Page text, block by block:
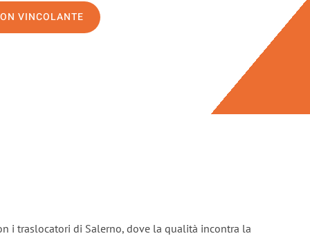
VINCOLANTE
i traslocatori di Salerno, dove la qualità incontra la